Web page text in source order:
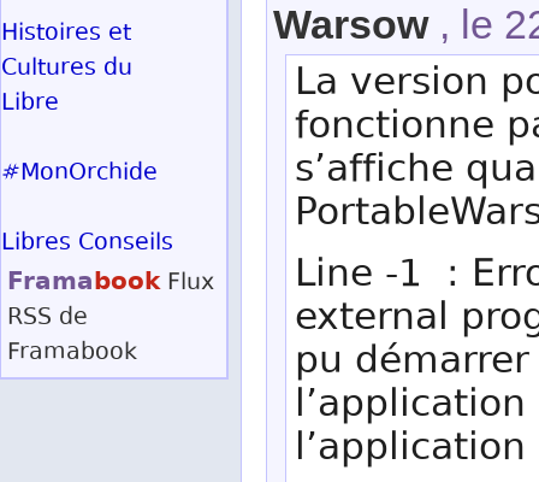
Warsow, le
La version
fonctionne
s’affiche
Line -1 :
external
pu
Histoires et
Cultures du
Libre
#MonOrchide
Libres Conseils
Framabook Flux
RSS de
Framabook